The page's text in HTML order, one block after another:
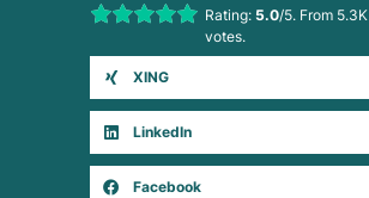
Rate this item:
Submit Rating
Rating: 5.0/5. From 5.3K
votes.
XING
LinkedIn
Facebook